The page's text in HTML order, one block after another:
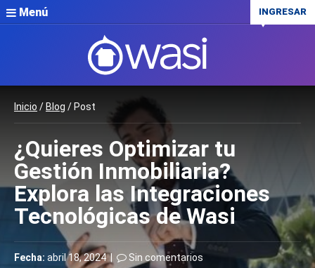
Menú INGRESAR
Inicio / Blog / Post
¿Quieres Optimizar tu
Gestión Inmobiliaria?
Explora las Integraciones
Tecnológicas de Wasi
Fecha: abril 18, 2024 | Sin comentarios